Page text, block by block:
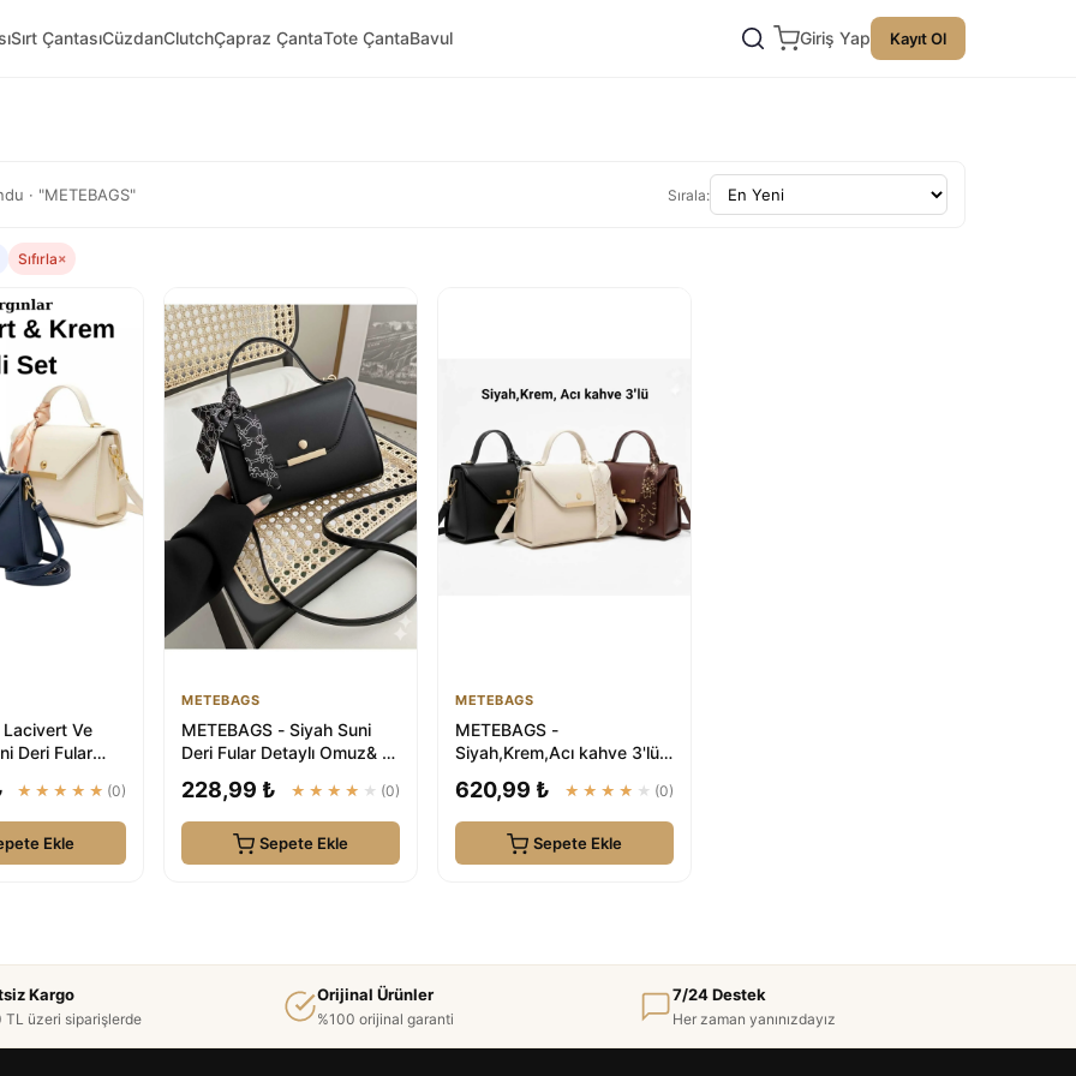
Sırt ÇantasıCüzdanClutchÇapraz ÇantaTote ÇantaBavul Giriş Yap Kayıt Ol
· "METEBAGS" Sırala:
Sıfırla×
Lacivert Ve
Deri Fular
★★★★★ (0)
Ekle
METEBAGS
METEBAGS - Siyah Suni
Deri Fular Detaylı Omuz& El
228,99 ₺ ★★★★★ (0)
Sepete Ekle
METEBAGS
METEBAGS -
Siyah,Krem,Acı kahve 3'lü
Detaylı Omuz& El Ç...
620,99 ₺ ★★★★★ (0)
Sepete Ekle
Kargo
TL üzeri siparişlerde
Orijinal Ürünler
%100 orijinal garanti
7/24 Destek
Her zaman yanınızdayız